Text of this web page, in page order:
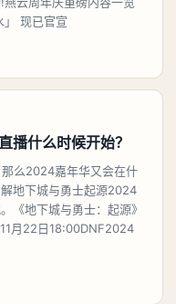
」 现已官宣
播什么时候开始？
么2024嘉年华又会在什
地下城与勇士起源2024
《地下城与勇士：起源》
月22日18:00DNF2024